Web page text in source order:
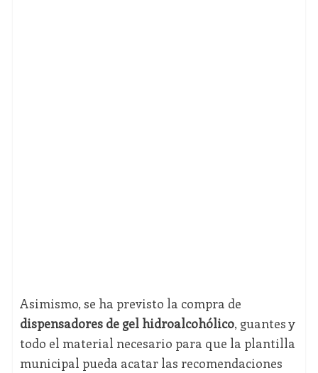
Asimismo, se ha previsto la compra de
dispensadores de gel hidroalcohólico, guantes y
todo el material necesario para que la plantilla
municipal pueda acatar las recomendaciones